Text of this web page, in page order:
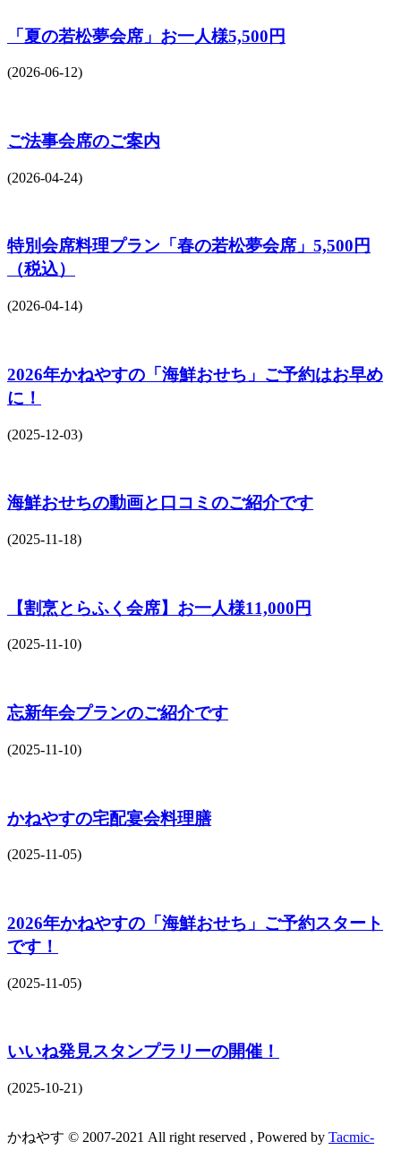
「夏の若松夢会席」お一人様5,500円
(2026-06-12)
ご法事会席のご案内
(2026-04-24)
特別会席料理プラン「春の若松夢会席」5,500円
（税込）
(2026-04-14)
2026年かねやすの「海鮮おせち」ご予約はお早め
に！
(2025-12-03)
海鮮おせちの動画と口コミのご紹介です
(2025-11-18)
【割烹とらふく会席】お一人様11,000円
(2025-11-10)
忘新年会プランのご紹介です
(2025-11-10)
かねやすの宅配宴会料理膳
(2025-11-05)
2026年かねやすの「海鮮おせち」ご予約スタート
です！
(2025-11-05)
いいね発見スタンプラリーの開催！
(2025-10-21)
かねやす © 2007-2021 All right reserved , Powered by Tacmic-